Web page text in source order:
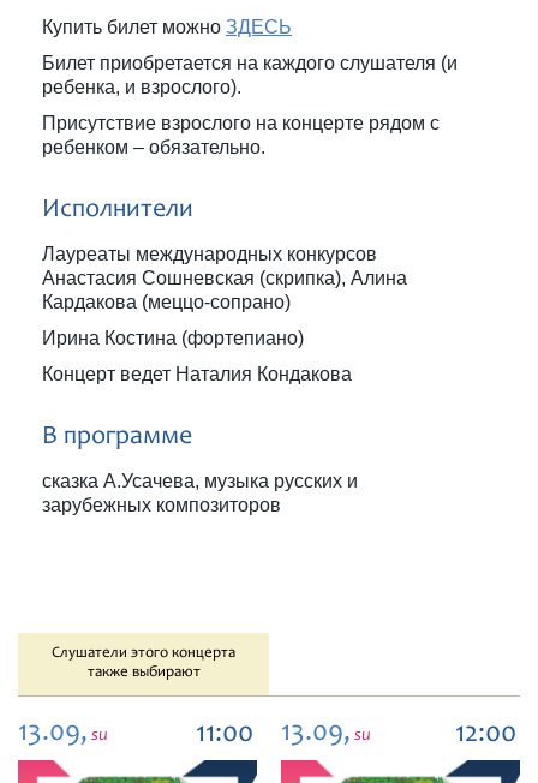
Купить билет можно ЗДЕСЬ
Билет приобретается на каждого слушателя (и
ребенка, и взрослого).
Присутствие взрослого на концерте рядом с
ребенком – обязательно.
Исполнители
Лауреаты международных конкурсов
Анастасия Сошневская (скрипка), Алина
Кардакова (меццо-сопрано)
Ирина Костина (фортепиано)
Концерт ведет Наталия Кондакова
В программе
сказка А.Усачева, музыка русских и
зарубежных композиторов
Слушатели этого концерта
также выбирают
13.09, su 11:00 13.09, su 12:00